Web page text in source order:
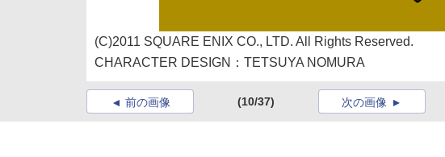
(C)2011 SQUARE ENIX CO., LTD. All Rights Reserved.
CHARACTER DESIGN：TETSUYA NOMURA
前の画像 (10/37) 次の画像